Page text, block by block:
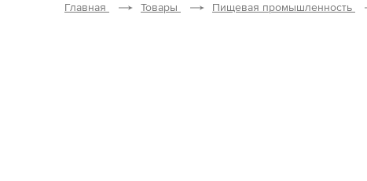
Главная Товары Пищевая промышленность